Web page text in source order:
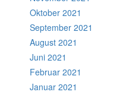
Oktober 2021
September 2021
August 2021
Juni 2021
Februar 2021
Januar 2021